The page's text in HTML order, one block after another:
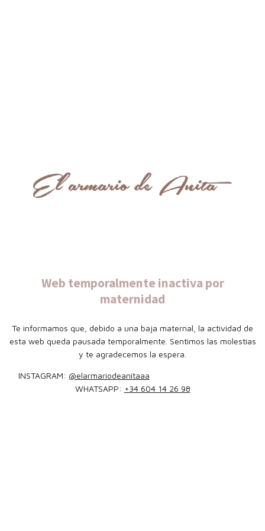
Web temporalmente inactiva por
maternidad
Te informamos que, debido a una baja maternal, la actividad de
esta web queda pausada temporalmente. Sentimos las molestias
y te agradecemos la espera.
INSTAGRAM: @elarmariodeanitaaa
WHATSAPP: +34 604 14 26 98